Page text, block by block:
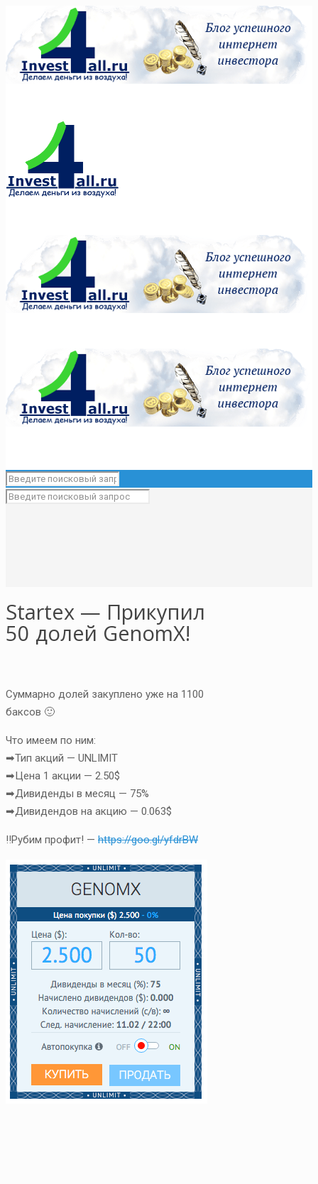
Startex — Прикупил
50 долей GenomX!
Суммарно долей закуплено уже на 1100
баксов 🙂
Что имеем по ним:
➡Тип акций — UNLIMIT
➡Цена 1 акции — 2.50$
➡Дивиденды в месяц — 75%
➡Дивидендов на акцию — 0.063$
‼Рубим профит! — https://goo.gl/yfdrBW